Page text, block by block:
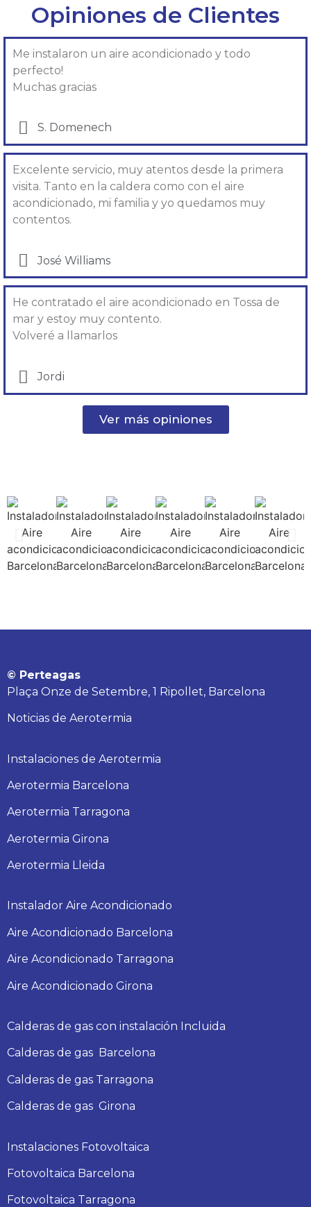
Opiniones de Clientes
Me instalaron un aire acondicionado y todo
perfecto!
Muchas gracias
S. Domenech
Excelente servicio, muy atentos desde la primera
visita. Tanto en la caldera como con el aire
acondicionado, mi familia y yo quedamos muy
contentos.
José Williams
He contratado el aire acondicionado en Tossa de
mar y estoy muy contento.
Volveré a llamarlos
Jordi
Ver más opiniones
© Perteagas
Plaça Onze de Setembre, 1 Ripollet, Barcelona
Noticias de Aerotermia
Instalaciones de Aerotermia
Aerotermia Barcelona
Aerotermia Tarragona
Aerotermia Girona
Aerotermia Lleida
Instalador Aire Acondicionado
Aire Acondicionado Barcelona
Aire Acondicionado Tarragona
Aire Acondicionado Girona
Calderas de gas con instalación Incluida
Calderas de gas Barcelona
Calderas de gas Tarragona
Calderas de gas Girona
Instalaciones Fotovoltaica
Fotovoltaica Barcelona
Fotovoltaica Tarragona